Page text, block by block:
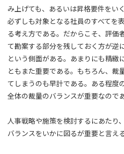
み上げても、あるいは昇格要件をい
必ずしも対象となる社員のすべてを
る考え方である。だからこそ、評価
て勘案する部分を残しておく方が逆
という側面がある。あまりにも精緻
ともまた重要である。もちろん、裁
てしまうのも早計である。ある程度
全体の裁量のバランスが重要なのであ
人事戦略や施策を検討するにあたり
バランスをいかに図るが重要と言える